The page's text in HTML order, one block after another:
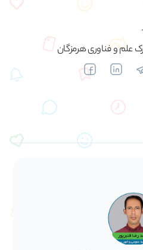
علم و فناوری هرمزگان